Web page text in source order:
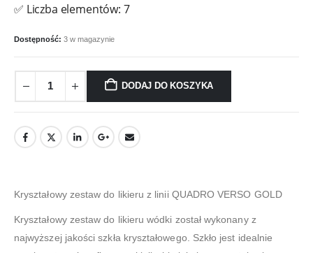
✅ Liczba elementów: 7
Dostępność: 3 w magazynie
DODAJ DO KOSZYKA
Kryształowy zestaw do likieru z linii QUADRO VERSO GOLD
Kryształowy zestaw do likieru wódki został wykonany z
najwyższej jakości szkła kryształowego. Szkło jest idealnie